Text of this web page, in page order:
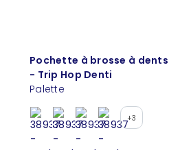
Pochette à brosse à dents
- Trip Hop Denti
Palette
+3